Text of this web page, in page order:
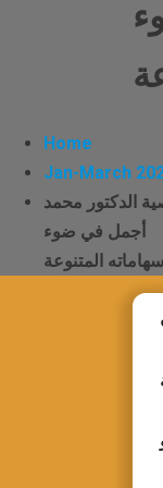
Home
Jan-March
الدكتور محمد
أجمل في ضوء
المتنوعة